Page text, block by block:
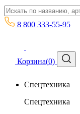
8 800 333-55-95
Корзина(0)
Спецтехника
Спецтехника